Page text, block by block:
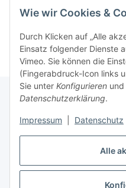
Alle
Wie wir Cookies &
Durch Klicken auf „Alle
Einsatz folgender Dienste
Vimeo. Sie können die
(Fingerabdruck-Icon links
Sie unter Konfigurieren
Datenschutzerklärung.
Impressum Datenschutz
schwarz/silber Fahrrad
Pedale
17,29 €
Informationen
Gesetzliche Informationen